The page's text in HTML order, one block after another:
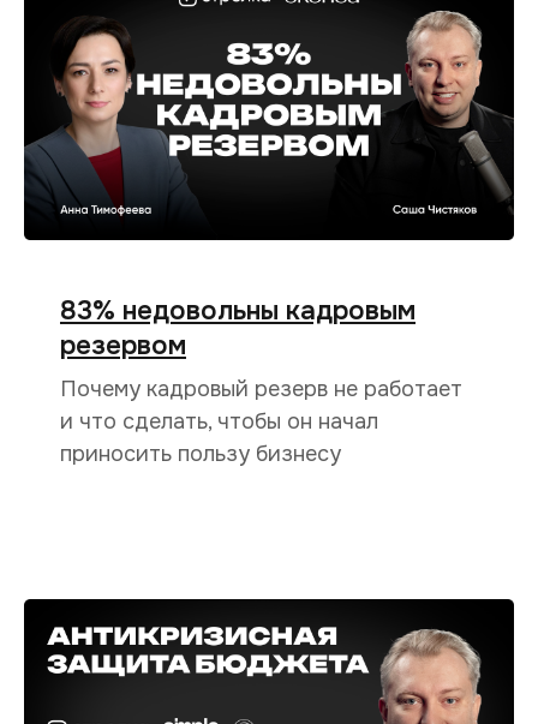
83% недовольны кадровым
резервом
Почему кадровый резерв не работает
и что сделать, чтобы он начал
приносить пользу бизнесу